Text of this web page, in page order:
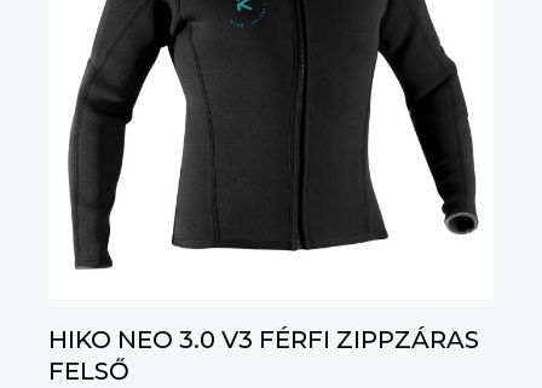
HIKO NEO 3.0 V3 FÉRFI ZIPPZÁRAS
FELSŐ